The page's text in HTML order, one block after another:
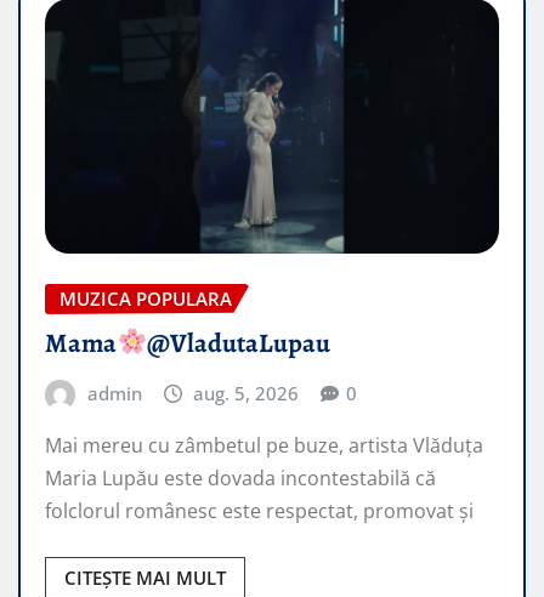
MUZICA POPULARA
Mama @VladutaLupau
admin aug. 5, 2026 0
Mai mereu cu zâmbetul pe buze, artista Vlăduța
Maria Lupău este dovada incontestabilă că
folclorul românesc este respectat, promovat şi
CITEȘTE MAI MULT